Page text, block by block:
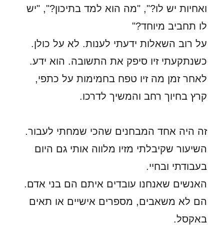
ואחיות יש לו?", "מה הוא למד בתיכון?", "יש
לו תחביב מיוחד?"
על רוב השאלות ידעתי לענות. לא על כולן.
כשנתקעתי זיו סיפק את התשובה. הוא ידע.
לאחר זמן מה זיו טפח בחמימות על כתפי,
קרץ בחיוך רחב והמשיך לדרכו.
זה היה אחד המבחנים שהכי שמחתי לעבור.
השיעור שקיבלתי מזיו מלווה אותי גם היום
בעבודתי ובחיי.
האנשים שאנחנו עובדים איתם הם בני אדם.
הם לא משאבים, מספרים אישיים או תאים
באקסל.